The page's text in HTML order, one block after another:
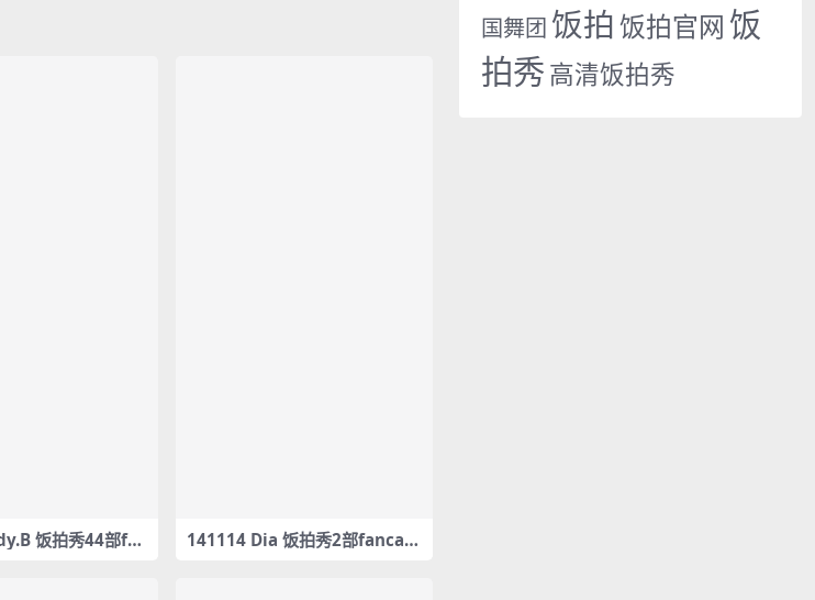
饭拍秀44部fa
141114 Dia 饭拍秀2部fancam
国舞团 饭拍饭拍官网 饭
拍秀高清饭拍秀